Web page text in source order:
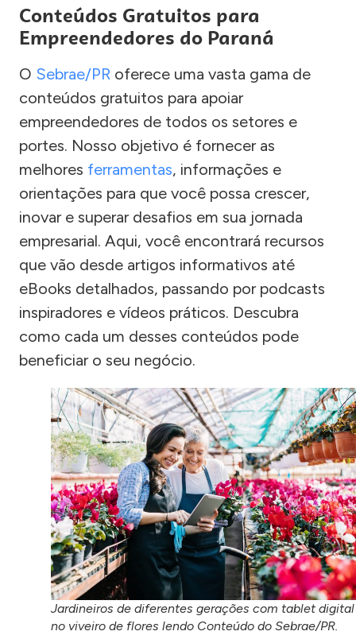
Conteúdos Gratuitos para
Empreendedores do Paraná
O Sebrae/PR oferece uma vasta gama de
conteúdos gratuitos para apoiar
empreendedores de todos os setores e
portes. Nosso objetivo é fornecer as
melhores ferramentas, informações e
orientações para que você possa crescer,
inovar e superar desafios em sua jornada
empresarial. Aqui, você encontrará recursos
que vão desde artigos informativos até
eBooks detalhados, passando por podcasts
inspiradores e vídeos práticos. Descubra
como cada um desses conteúdos pode
beneficiar o seu negócio.
Jardineiros de diferentes gerações com tablet digital
no viveiro de flores lendo Conteúdo do Sebrae/PR.